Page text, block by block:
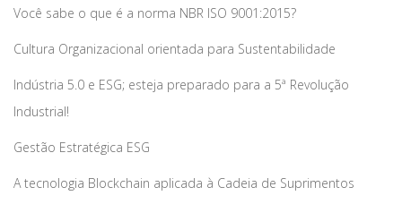
Você sabe o que é a norma NBR ISO 9001:2015?
Cultura Organizacional orientada para Sustentabilidade
Indústria 5.0 e ESG; esteja preparado para a 5ª Revolução
Industrial!
Gestão Estratégica ESG
A tecnologia Blockchain aplicada à Cadeia de Suprimentos